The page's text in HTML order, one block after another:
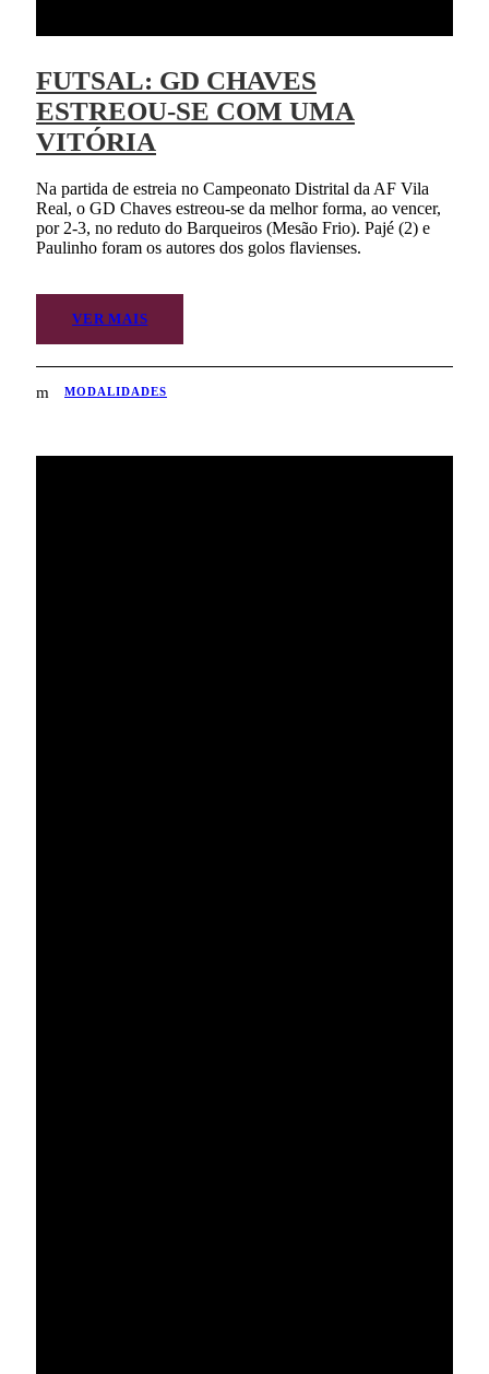
FUTSAL: GD CHAVES
ESTREOU-SE COM UMA
VITÓRIA
Na partida de estreia no Campeonato Distrital da AF Vila
Real, o GD Chaves estreou-se da melhor forma, ao vencer,
por 2-3, no reduto do Barqueiros (Mesão Frio). Pajé (2) e
Paulinho foram os autores dos golos flavienses.
VER MAIS
MODALIDADES